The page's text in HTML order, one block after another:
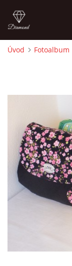
CEDULKY
MOJE POSLEDNÍ
Úvod Fotoalbum